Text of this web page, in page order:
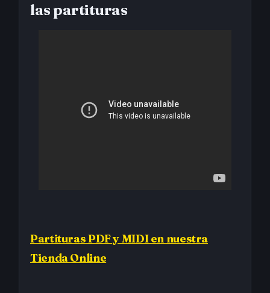
las partituras
Partituras PDF y MIDI en nuestra
Tienda Online